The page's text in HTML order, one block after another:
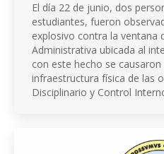
El día 22 de junio, dos
estudiantes, fueron
explosivo contra la ventana
Administrativa ubicada al
con este hecho se
infraestructura física de las
Disciplinario y Control